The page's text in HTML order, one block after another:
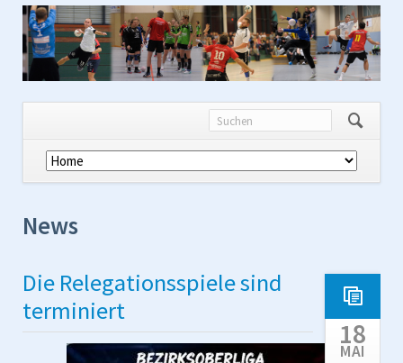
Navigation
überspringen
News
Die Relegationsspiele sind
terminiert
18
MAI